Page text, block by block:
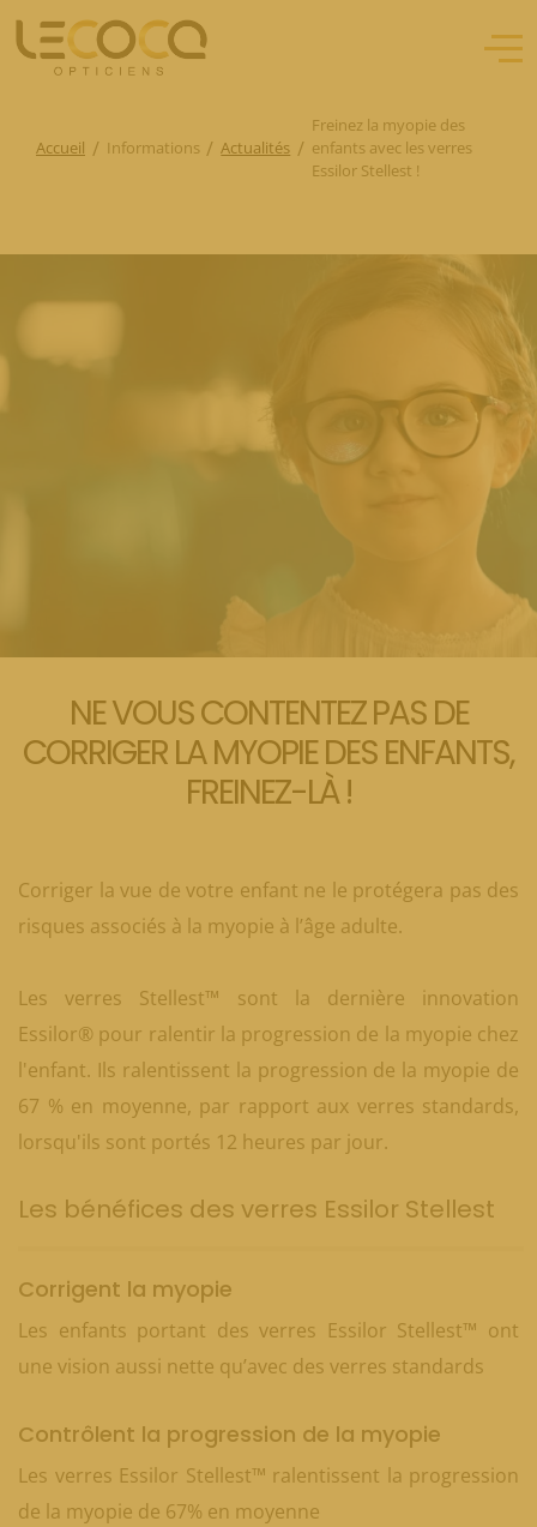
Accueil / Informations / Actualités /
Freinez la myopie des
enfants avec les verres
Essilor Stellest !
NE VOUS CONTENTEZ PAS DE
CORRIGER LA MYOPIE DES ENFANTS,
FREINEZ-LÀ !
Corriger la vue de votre enfant ne le protégera pas des
risques associés à la myopie à l’âge adulte.
Les verres Stellest™ sont la dernière innovation
Essilor® pour ralentir la progression de la myopie chez
l'enfant. Ils ralentissent la progression de la myopie de
67 % en moyenne, par rapport aux verres standards,
lorsqu'ils sont portés 12 heures par jour.
Les bénéfices des verres Essilor Stellest
Corrigent la myopie
Les enfants portant des verres Essilor Stellest™ ont
une vision aussi nette qu’avec des verres standards
Contrôlent la progression de la myopie
Les verres Essilor Stellest™ ralentissent la progression
de la myopie de 67% en moyenne